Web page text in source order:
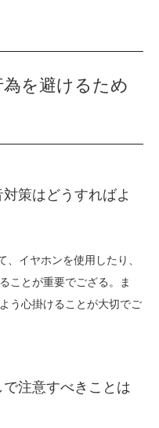
を避けるため
策はどうすればよ
イヤホンを使用したり、
ことが重要でござる。ま
う心掛けることが大切でご
注意すべきことは